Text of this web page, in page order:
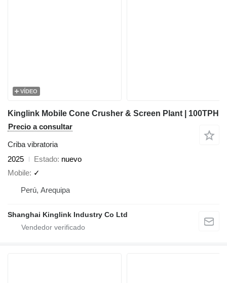
VÍDEO
Kinglink Mobile Cone Crusher & Screen Plant | 100TPH
Precio a consultar
Criba vibratoria
2025
Estado nuevo
Mobile ✓
Perú, Arequipa
Shanghai Kinglink Industry Co Ltd